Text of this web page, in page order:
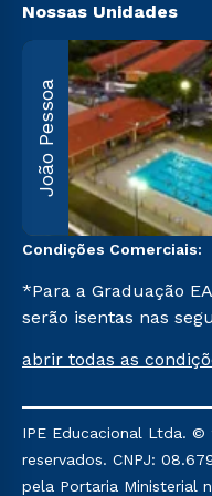
Nossas Unidades
João Pessoa
Condições Comerciais:
*Para a Graduação
serão isentas nas
Pedagogia para
abrir todas as
IPE Educacional Ltda.
reservados. CNPJ:
pela Portaria Ministerial